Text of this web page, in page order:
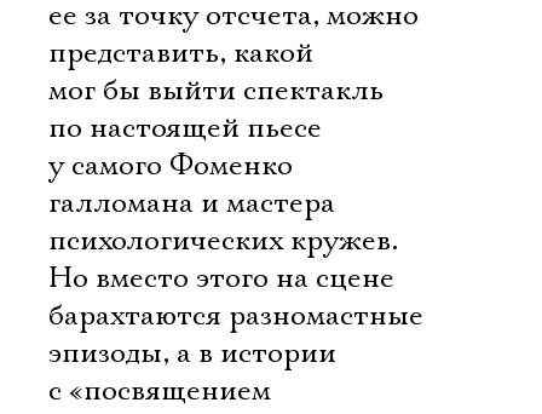
ее за точку отсчета, можно
представить, какой
мог бы выйти спектакль
по настоящей пьесе
у самого Фоменко 
галломана и мастера
психологических кружев.
Но вместо этого на сцене
барахтаются разномастные
эпизоды, а в истории
с «посвящением